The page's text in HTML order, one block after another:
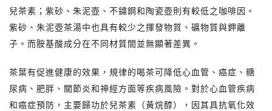
兒茶素；紫砂、朱泥壺、不鏽鋼和陶瓷壺則有較低之咖啡因。
紫砂、朱泥壺茶湯中也具有較少之揮發物質、礦物質與鉀離
子。而胺基酸成分在不同材質間並無顯著差異。
茶葉有促進健康的效果，規律的喝茶可降低心血管、癌症、糖
尿病、肥胖、關節炎和神經方面等疾病風險。對於心血管疾病
和癌症預防，主要歸功於兒茶素（黃烷醇），因其具抗氧化效